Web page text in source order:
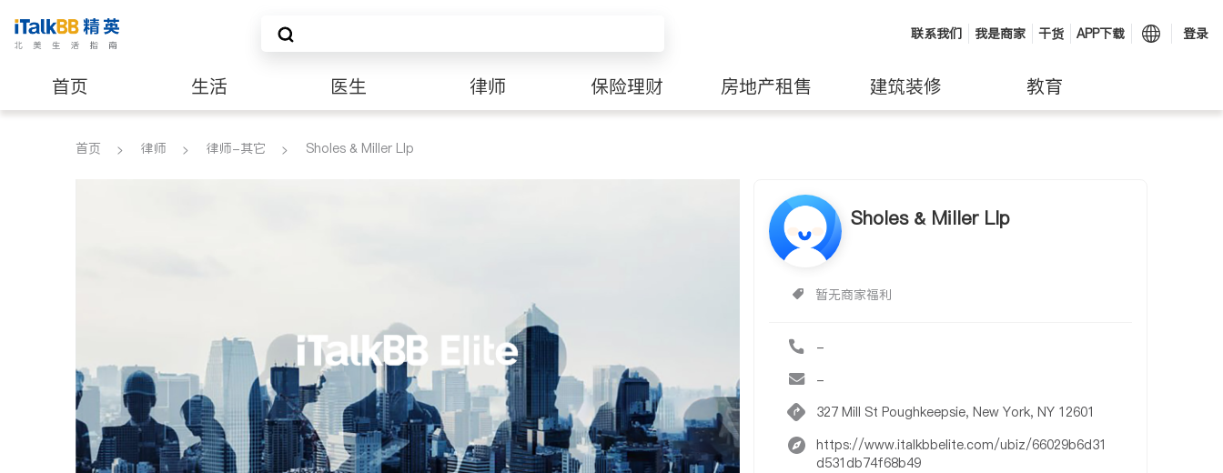
联系我们 我是商家 干货 APP下载 登录
首页 生活 医生 律师 保险理财 房地产租售 建筑装修 教育
养老 非盈利组织
首页 律师 律师-其它 Sholes & Miller Llp
Sholes & Miller Llp
暂无商家福利
-
-
327 Mill St Poughkeepsie, New York, NY 12601
https://www.italkbbelite.com/ubiz/66029b6d31
d531db74f68b49